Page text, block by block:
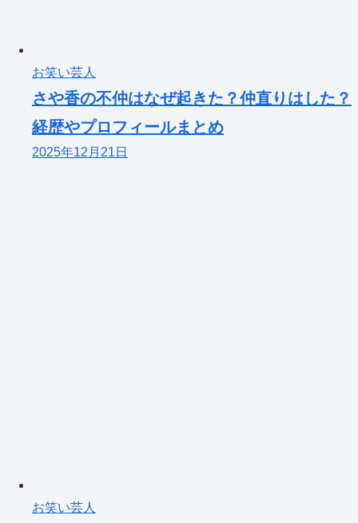
お笑い芸人
さや香の不仲はなぜ起きた？仲直りはした？
経歴やプロフィールまとめ
2025年12月21日
お笑い芸人